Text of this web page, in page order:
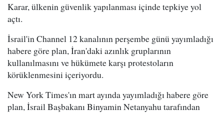
Karar, ülkenin güvenlik yapılanması içinde tepkiye yol
açtı.
İsrail'in Channel 12 kanalının perşembe günü yayımladığı
habere göre plan, İran'daki azınlık gruplarının
kullanılmasını ve hükümete karşı protestoların
körüklenmesini içeriyordu.
New York Times'ın mart ayında yayımladığı habere göre
plan, İsrail Başbakanı Binyamin Netanyahu tarafından